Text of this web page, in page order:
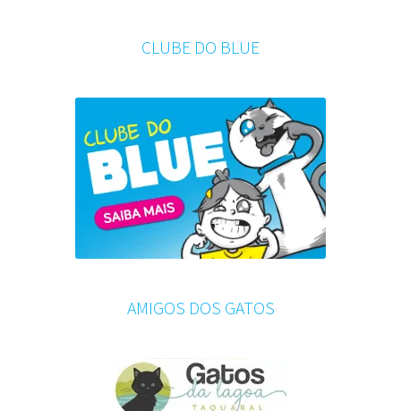
CLUBE DO BLUE
AMIGOS DOS GATOS